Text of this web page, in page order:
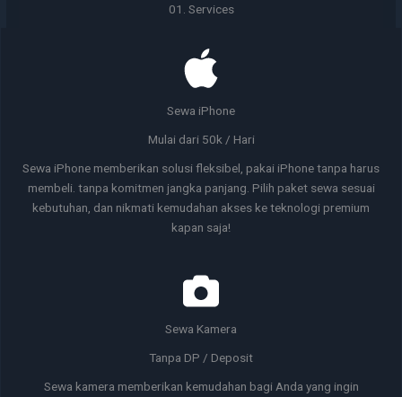
01. Services
Sewa iPhone
Mulai dari 50k / Hari
Sewa iPhone memberikan solusi fleksibel, pakai iPhone tanpa harus
membeli. tanpa komitmen jangka panjang. Pilih paket sewa sesuai
kebutuhan, dan nikmati kemudahan akses ke teknologi premium
kapan saja!
Sewa Kamera
Tanpa DP / Deposit
Sewa kamera memberikan kemudahan bagi Anda yang ingin